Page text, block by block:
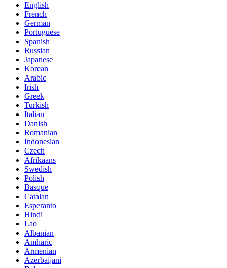
English
French
German
Portuguese
Spanish
Russian
Japanese
Korean
Arabic
Irish
Greek
Turkish
Italian
Danish
Romanian
Indonesian
Czech
Afrikaans
Swedish
Polish
Basque
Catalan
Esperanto
Hindi
Lao
Albanian
Amharic
Armenian
Azerbaijani